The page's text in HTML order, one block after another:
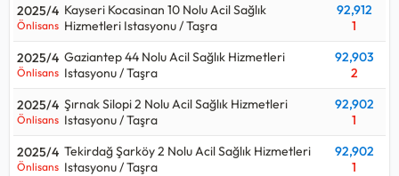
2025/4
Önlisans
Kayseri Kocasinan 10 Nolu Acil Sağlık
Hizmetleri Istasyonu / Taşra
92,912
1
2025/4
Önlisans
Gaziantep 44 Nolu Acil Sağlık Hizmetleri
Istasyonu / Taşra
92,903
2
2025/4
Önlisans
Şırnak Silopi 2 Nolu Acil Sağlık Hizmetleri
Istasyonu / Taşra
92,902
1
2025/4
Önlisans
Tekirdağ Şarköy 2 Nolu Acil Sağlık Hizmetleri
Istasyonu / Taşra
92,902
1